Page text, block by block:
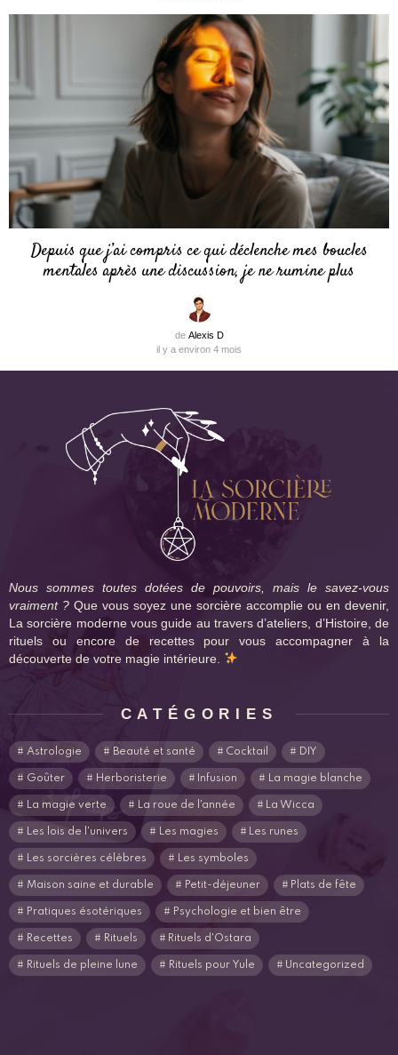
Depuis que j’ai compris ce qui déclenche mes boucles
mentales après une discussion, je ne rumine plus
de Alexis D
il y a environ 4 mois
Nous sommes toutes dotées de pouvoirs, mais le savez-vous
vraiment ? Que vous soyez une sorcière accomplie ou en devenir,
La sorcière moderne vous guide au travers d’ateliers, d’Histoire, de
rituels ou encore de recettes pour vous accompagner à la
découverte de votre magie intérieure.
CATÉGORIES
Astrologie Beauté et santé Cocktail DIY
Goûter Herboristerie Infusion La magie blanche
La magie verte La roue de l'année La Wicca
Les lois de l'univers Les magies Les runes
Les sorcières célèbres Les symboles
Maison saine et durable Petit-déjeuner Plats de fête
Pratiques ésotériques Psychologie et bien être
Recettes Rituels Rituels d'Ostara
Rituels de pleine lune Rituels pour Yule Uncategorized